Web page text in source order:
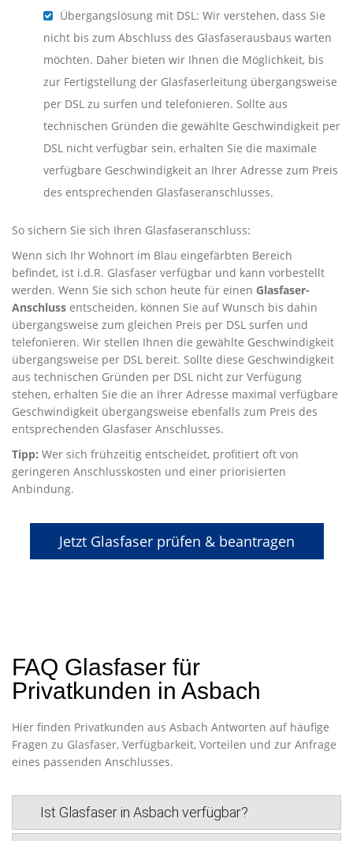
Übergangslösung mit DSL: Wir verstehen, dass Sie
nicht bis zum Abschluss des Glasfaserausbaus warten
möchten. Daher bieten wir Ihnen die Möglichkeit, bis
zur Fertigstellung der Glasfaserleitung übergangsweise
per DSL zu surfen und telefonieren. Sollte aus
technischen Gründen die gewählte Geschwindigkeit per
DSL nicht verfügbar sein, erhalten Sie die maximale
verfügbare Geschwindigkeit an Ihrer Adresse zum Preis
des entsprechenden Glasfaseranschlusses.
So sichern Sie sich Ihren Glasfaseranschluss:
Wenn sich Ihr Wohnort im Blau eingefärbten Bereich
befindet, ist i.d.R. Glasfaser verfügbar und kann vorbestellt
werden. Wenn Sie sich schon heute für einen Glasfaser-
Anschluss entscheiden, können Sie auf Wunsch bis dahin
übergangsweise zum gleichen Preis per DSL surfen und
telefonieren. Wir stellen Ihnen die gewählte Geschwindigkeit
übergangsweise per DSL bereit. Sollte diese Geschwindigkeit
aus technischen Gründen per DSL nicht zur Verfügung
stehen, erhalten Sie die an Ihrer Adresse maximal verfügbare
Geschwindigkeit übergangsweise ebenfalls zum Preis des
entsprechenden Glasfaser Anschlusses.
Tipp: Wer sich frühzeitig entscheidet, profitiert oft von
geringeren Anschlusskosten und einer priorisierten
Anbindung.
Jetzt Glasfaser prüfen & beantragen
FAQ Glasfaser für
Privatkunden in Asbach
Hier finden Privatkunden aus Asbach Antworten auf häufige
Fragen zu Glasfaser, Verfügbarkeit, Vorteilen und zur Anfrage
eines passenden Anschlusses.
Ist Glasfaser in Asbach verfügbar?